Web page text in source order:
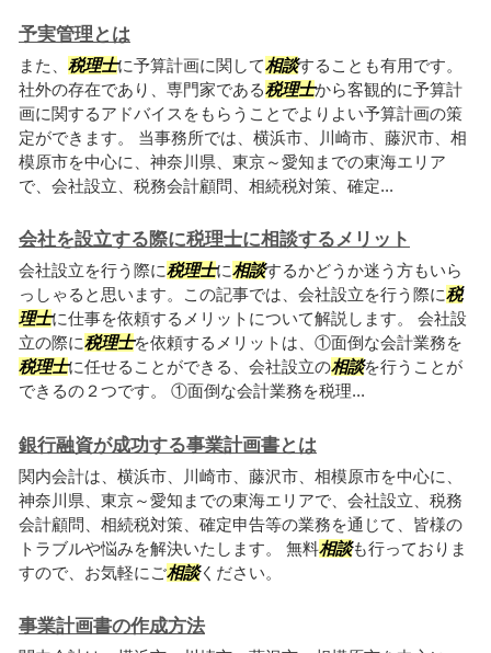
予実管理とは
また、 税理士に予算計画に関して相談することも有用です。
社外の存在であり、専門家である税理士から客観的に予算計
画に関するアドバイスをもらうことでよりよい予算計画の策
定ができます。 当事務所では、横浜市、川崎市、藤沢市、相
模原市を中心に、神奈川県、東京～愛知までの東海エリア
で、会社設立、税務会計顧問、相続税対策、確定...
会社を設立する際に税理士に相談するメリット
会社設立を行う際に税理士に相談するかどうか迷う方もいら
っしゃると思います。この記事では、会社設立を行う際に税
理士に仕事を依頼するメリットについて解説します。 会社設
立の際に税理士を依頼するメリットは、①面倒な会計業務を
税理士に任せることができる、会社設立の相談を行うことが
できるの２つです。 ①面倒な会計業務を税理...
銀行融資が成功する事業計画書とは
関内会計は、横浜市、川崎市、藤沢市、相模原市を中心に、
神奈川県、東京～愛知までの東海エリアで、会社設立、税務
会計顧問、相続税対策、確定申告等の業務を通じて、皆様の
トラブルや悩みを解決いたします。 無料相談も行っておりま
すので、お気軽にご相談ください。
事業計画書の作成方法